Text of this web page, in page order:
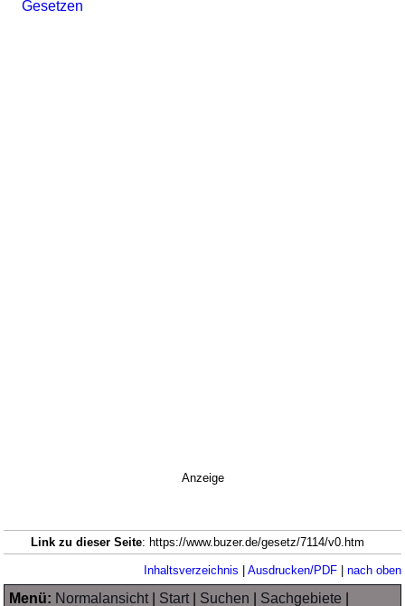
Gesetzen
Anzeige
Link zu dieser Seite: https://www.buzer.de/gesetz/7114/v0.htm
Inhaltsverzeichnis | Ausdrucken/PDF| nach oben
Menü: Normalansicht| Start| Suchen Sachgebiete